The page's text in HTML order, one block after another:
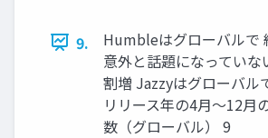
9.
Humbleはグローバルで
意外と話題になってい
割増 Jazzyはグローバル
リリース年の4月〜12月
数（グローバル） 9